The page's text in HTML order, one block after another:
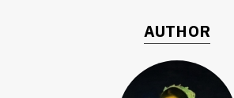
AUTHOR